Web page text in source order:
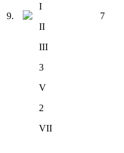
9.
I
II
III
3
V
2
VII
7